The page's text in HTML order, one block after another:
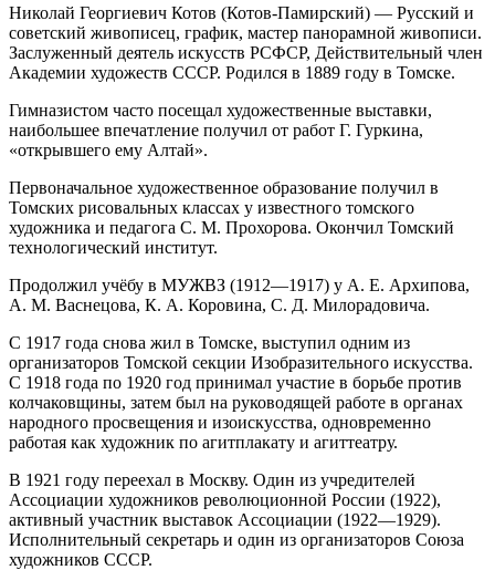
Николай Георгиевич Котов (Котов-Памирский) — Русский и
советский живописец, график, мастер панорамной живописи.
Заслуженный деятель искусств РСФСР, Действительный член
Академии художеств СССР. Родился в 1889 году в Томске.
Гимназистом часто посещал художественные выставки,
наибольшее впечатление получил от работ Г. Гуркина,
«открывшего ему Алтай».
Первоначальное художественное образование получил в
Томских рисовальных классах у известного томского
художника и педагога С. М. Прохорова. Окончил Томский
технологический институт.
Продолжил учёбу в МУЖВЗ (1912—1917) у А. Е. Архипова,
А. М. Васнецова, К. А. Коровина, С. Д. Милорадовича.
С 1917 года снова жил в Томске, выступил одним из
организаторов Томской секции Изобразительного искусства.
С 1918 года по 1920 год принимал участие в борьбе против
колчаковщины, затем был на руководящей работе в органах
народного просвещения и изоискусства, одновременно
работая как художник по агитплакату и агиттеатру.
В 1921 году переехал в Москву. Один из учредителей
Ассоциации художников революционной России (1922),
активный участник выставок Ассоциации (1922—1929).
Исполнительный секретарь и один из организаторов Союза
художников СССР.